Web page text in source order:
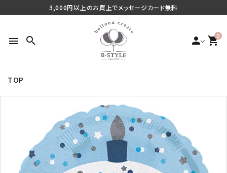
3,000円以上のお買上でメッセージカード無料
menu search person 0
shopping_cart
最近チェックした商品
ご利用シーンから探す
TOP